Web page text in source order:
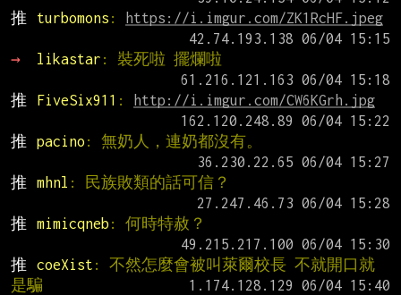
推
turbomons :
https://i.imgur.com/ZK1RcHF.jpeg
→
likastar : 裝死啦 擺爛啦
推
FiveSix911 :
http://i.imgur.com/CW6KGrh.jpg
推
pacino : 無奶人，連奶都沒有。
推
mhnl : 民族敗類的話可信？
推
mimicqneb : 何時特赦？
推
coeXist : 不然怎麼會被叫萊爾校長 不就開口就
是騙